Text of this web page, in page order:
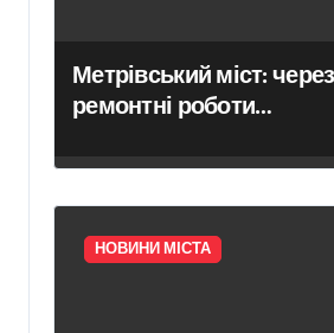
Метрівський міст: через
ремонтні роботи
напрямку
проспекту
НОВИНИ МІСТА